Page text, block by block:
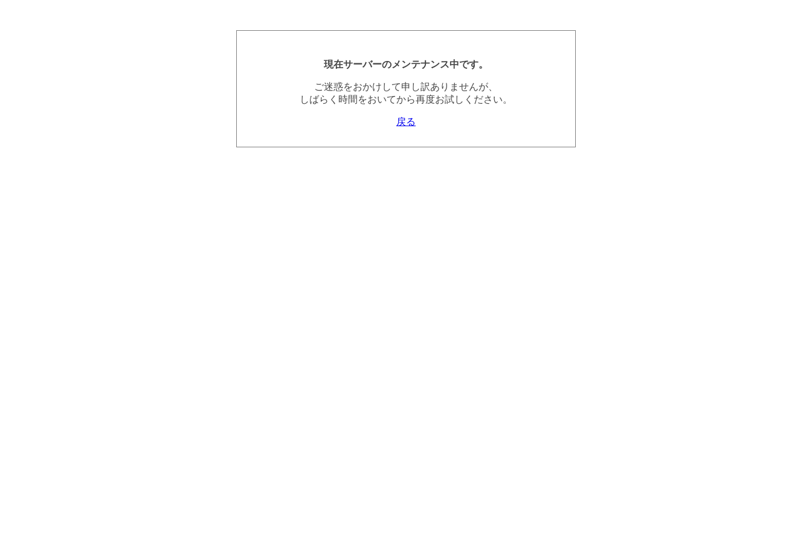
現在サーバーのメンテナンス中です。
ご迷惑をおかけして申し訳ありませんが、
しばらく時間をおいてから再度お試しください。
戻る